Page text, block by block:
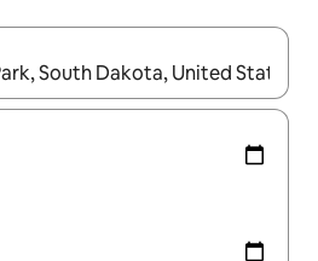
disponíveis, explore-os